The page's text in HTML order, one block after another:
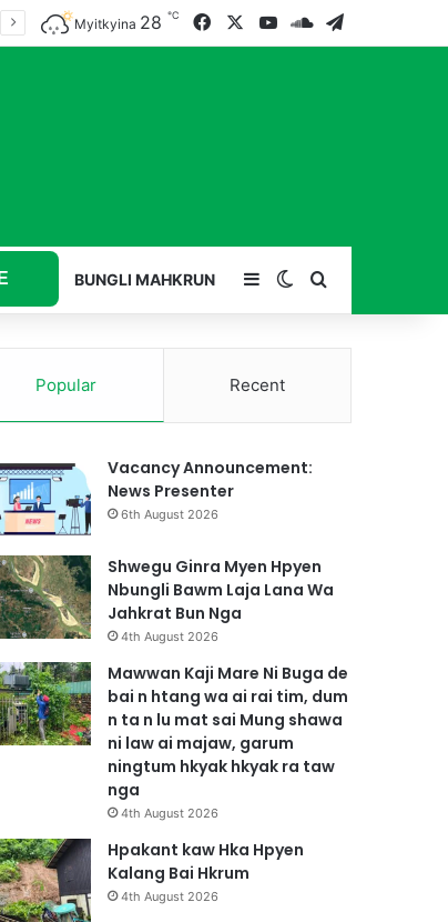
Myitkyina 28 ℃ FacebookYouTube
SoundCloud
BUNGLI MAHKRUN SidebarSwitch skin
Search for
Popular Recent
Vacancy Announcement:
News Presenter
6th August 2026
Shwegu Ginra Myen Hpyen
Nbungli Bawm Laja Lana Wa
Jahkrat Bun Nga
4th August 2026
Mawwan Kaji Mare Ni Buga de
bai n htang wa ai rai tim, dum
n ta n lu mat sai Mung shawa
ni law ai majaw, garum
ningtum hkyak hkyak ra taw
nga
4th August 2026
Hpakant kaw Hka Hpyen
Kalang Bai Hkrum
4th August 2026